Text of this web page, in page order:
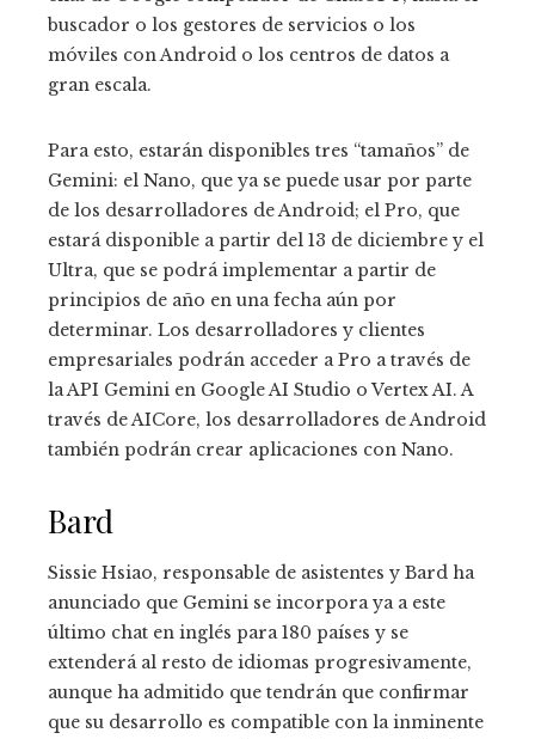
buscador o los gestores de servicios o los
móviles con Android o los centros de datos a
gran escala.
Para esto, estarán disponibles tres “tamaños” de
Gemini: el Nano, que ya se puede usar por parte
de los desarrolladores de Android; el Pro, que
estará disponible a partir del 13 de diciembre y el
Ultra, que se podrá implementar a partir de
principios de año en una fecha aún por
determinar. Los desarrolladores y clientes
empresariales podrán acceder a Pro a través de
la API Gemini en Google AI Studio o Vertex AI. A
través de AICore, los desarrolladores de Android
también podrán crear aplicaciones con Nano.
Bard
Sissie Hsiao, responsable de asistentes y Bard ha
anunciado que Gemini se incorpora ya a este
último chat en inglés para 180 países y se
extenderá al resto de idiomas progresivamente,
aunque ha admitido que tendrán que confirmar
que su desarrollo es compatible con la inminente